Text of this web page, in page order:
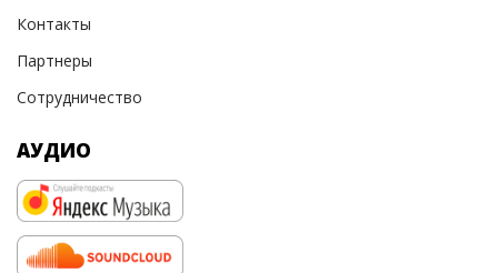
Контакты
Партнеры
Сотрудничество
АУДИО